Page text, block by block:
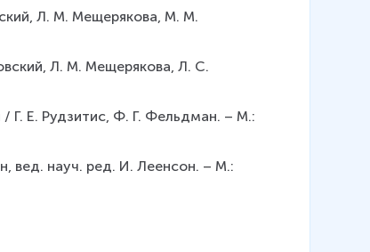
Л. М. Мещерякова, М. М.
Л. М. Мещерякова, Л. С.
Г. Е. Рудзитис, Ф. Г. Фельдман. – М.:
вед. науч. ред. И. Леенсон. – М.: